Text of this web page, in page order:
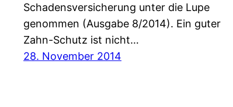
Schadensversicherung unter die Lupe
genommen (Ausgabe 8/2014). Ein guter
Zahn-Schutz ist nicht…
28. November 2014